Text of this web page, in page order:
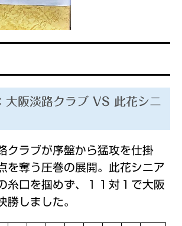
大阪淡路クラブ VS 此花シニ
クラブが序盤から猛攻を仕掛
を奪う圧巻の展開。此花シニア
糸口を掴めず、１１対１で大阪
勝しました。